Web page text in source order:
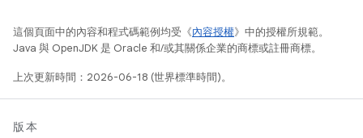
這個頁面中的內容和程式碼範例均受《內容授權》中的授權所規範。
Java 與 OpenJDK 是 Oracle 和/或其關係企業的商標或註冊商標。
上次更新時間：2026-06-18 (世界標準時間)。
版本